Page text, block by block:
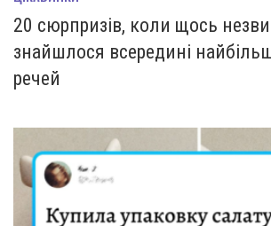
20 сюрпризів, коли щось
знайшлося всередині
речей